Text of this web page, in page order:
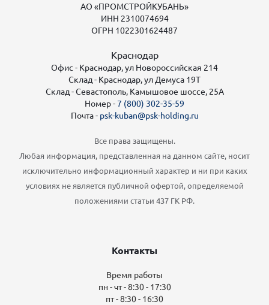
АО «ПРОМСТРОЙКУБАНЬ»
ИНН 2310074694
ОГРН 1022301624487
Краснодар
Офис - Краснодар, ул Новороссийская 214
Склад - Краснодар, ул Демуса 19Т
Склад - Севастополь, Камышовое шоссе, 25А
Номер -7 (800) 302-35-59
Почта - psk-kuban@psk-holding.ru
Все права защищены.
Любая информация, представленная на данном сайте, носит
исключительно информационный характер и ни при каких
условиях не является публичной офертой, определяемой
положениями статьи 437 ГК РФ.
Контакты
Время работы
пн - чт - 8:30 - 17:30
пт - 8:30 - 16:30